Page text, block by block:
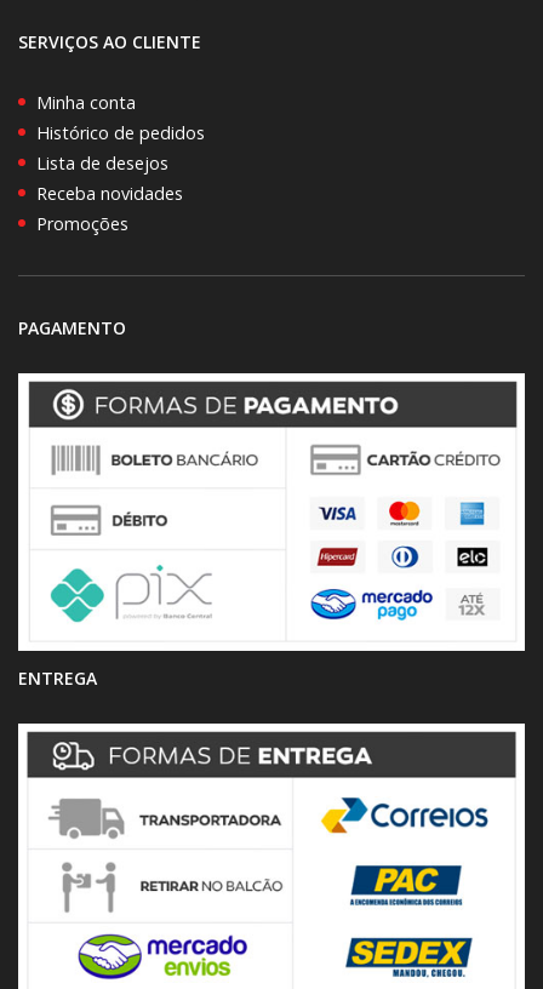
SERVIÇOS AO CLIENTE
Minha conta
Histórico de pedidos
Lista de desejos
Receba novidades
Promoções
PAGAMENTO
ENTREGA